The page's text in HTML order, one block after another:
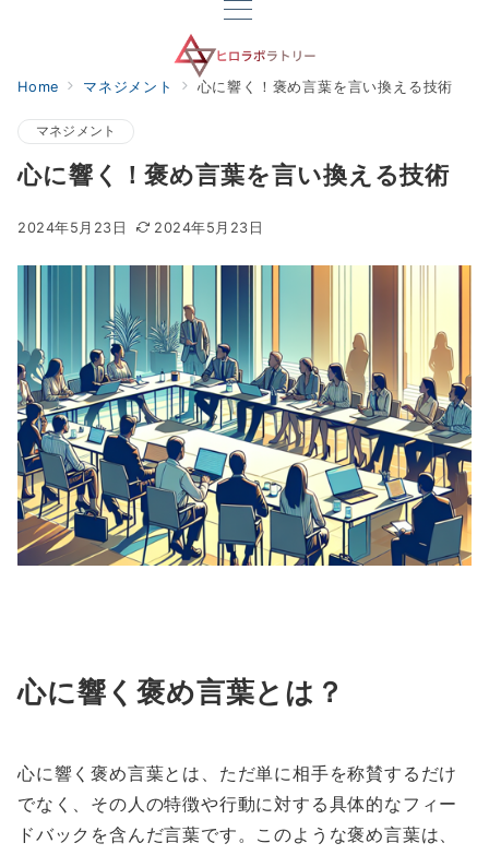
Home マネジメント 心に響く！褒め言葉を言い換える技術
マネジメント
心に響く！褒め言葉を言い換える技術
2024年5月23日 2024年5月23日
心に響く褒め言葉とは？
心に響く褒め言葉とは、ただ単に相手を称賛するだけ
でなく、その人の特徴や行動に対する具体的なフィー
ドバックを含んだ言葉です。このような褒め言葉は、